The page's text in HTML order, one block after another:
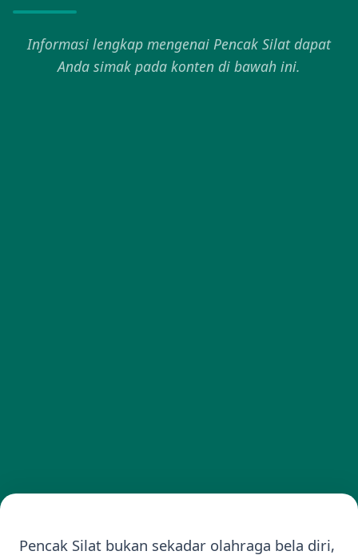
Informasi lengkap mengenai Pencak Silat dapat
Anda simak pada konten di bawah ini.
Pencak Silat bukan sekadar olahraga bela diri,